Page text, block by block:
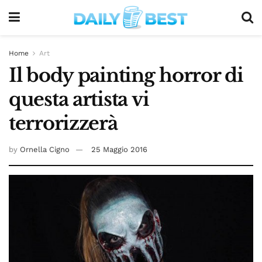
Home Art
Il body painting horror di
questa artista vi
terrorizzerà
by Ornella Cigno 25 Maggio 2016